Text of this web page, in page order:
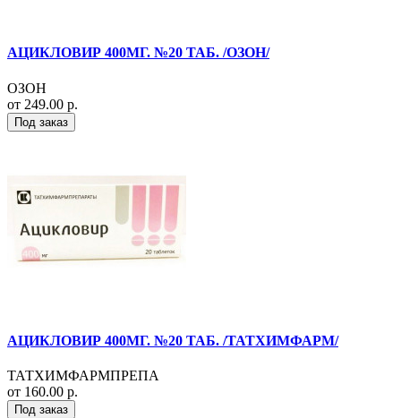
АЦИКЛОВИР 400МГ. №20 ТАБ. /ОЗОН/
ОЗОН
от 249.00 р.
Под заказ
АЦИКЛОВИР 400МГ. №20 ТАБ. /ТАТХИМФАРМ/
ТАТХИМФАРМПРЕПА
от 160.00 р.
Под заказ